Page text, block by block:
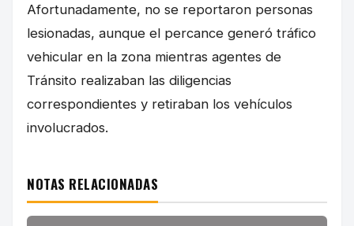
Afortunadamente, no se reportaron personas
lesionadas, aunque el percance generó tráfico
vehicular en la zona mientras agentes de
Tránsito realizaban las diligencias
correspondientes y retiraban los vehículos
involucrados.
NOTAS RELACIONADAS